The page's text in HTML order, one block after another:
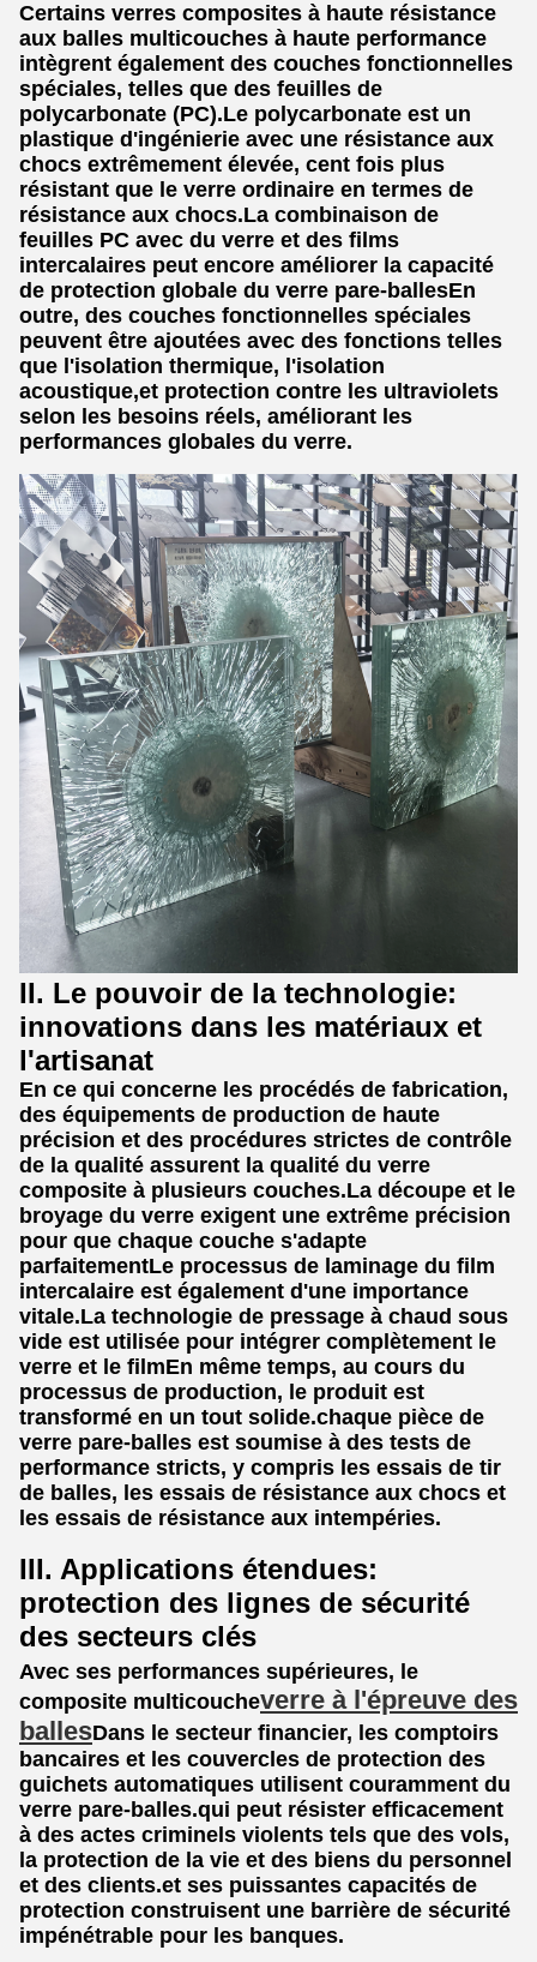
Certains verres composites à haute résistance
aux balles multicouches à haute performance
intègrent également des couches fonctionnelles
spéciales, telles que des feuilles de
polycarbonate (PC).Le polycarbonate est un
plastique d'ingénierie avec une résistance aux
chocs extrêmement élevée, cent fois plus
résistant que le verre ordinaire en termes de
résistance aux chocs.La combinaison de
feuilles PC avec du verre et des films
intercalaires peut encore améliorer la capacité
de protection globale du verre pare-ballesEn
outre, des couches fonctionnelles spéciales
peuvent être ajoutées avec des fonctions telles
que l'isolation thermique, l'isolation
acoustique,et protection contre les ultraviolets
selon les besoins réels, améliorant les
performances globales du verre.
II. Le pouvoir de la technologie:
innovations dans les matériaux et
l'artisanat
En ce qui concerne les procédés de fabrication,
des équipements de production de haute
précision et des procédures strictes de contrôle
de la qualité assurent la qualité du verre
composite à plusieurs couches.La découpe et le
broyage du verre exigent une extrême précision
pour que chaque couche s'adapte
parfaitementLe processus de laminage du film
intercalaire est également d'une importance
vitale.La technologie de pressage à chaud sous
vide est utilisée pour intégrer complètement le
verre et le filmEn même temps, au cours du
processus de production, le produit est
transformé en un tout solide.chaque pièce de
verre pare-balles est soumise à des tests de
performance stricts, y compris les essais de tir
de balles, les essais de résistance aux chocs et
les essais de résistance aux intempéries.
III. Applications étendues:
protection des lignes de sécurité
des secteurs clés
Avec ses performances supérieures, le
composite multicoucheverre à l'épreuve des
ballesDans le secteur financier, les comptoirs
bancaires et les couvercles de protection des
guichets automatiques utilisent couramment du
verre pare-balles.qui peut résister efficacement
à des actes criminels violents tels que des vols,
la protection de la vie et des biens du personnel
et des clients.et ses puissantes capacités de
protection construisent une barrière de sécurité
impénétrable pour les banques.